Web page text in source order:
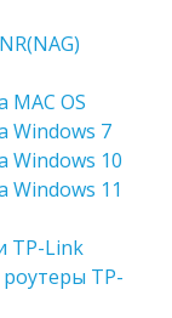
MAC OS
Windows 7
Windows 10
Windows 11
TP-Link
TP-